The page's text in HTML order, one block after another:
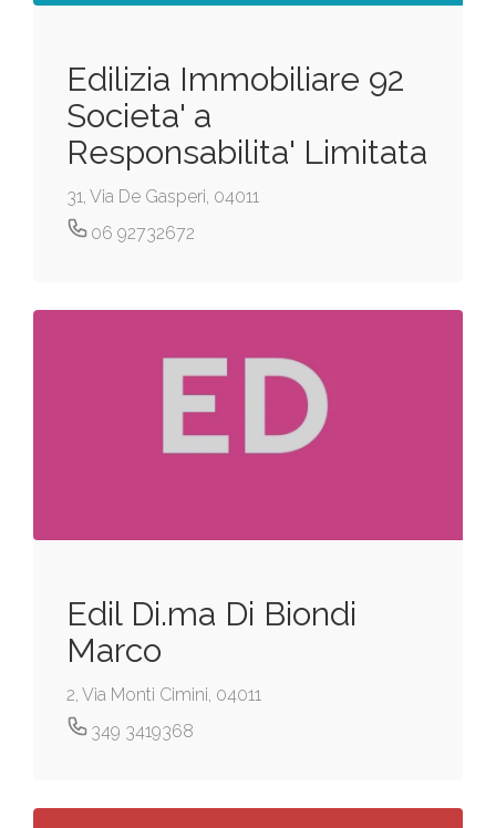
Edilizia Immobiliare 92
Societa' a
Responsabilita' Limitata
31, Via De Gasperi, 04011
06 92732672
Edil Di.ma Di Biondi
Marco
2, Via Monti Cimini, 04011
349 3419368